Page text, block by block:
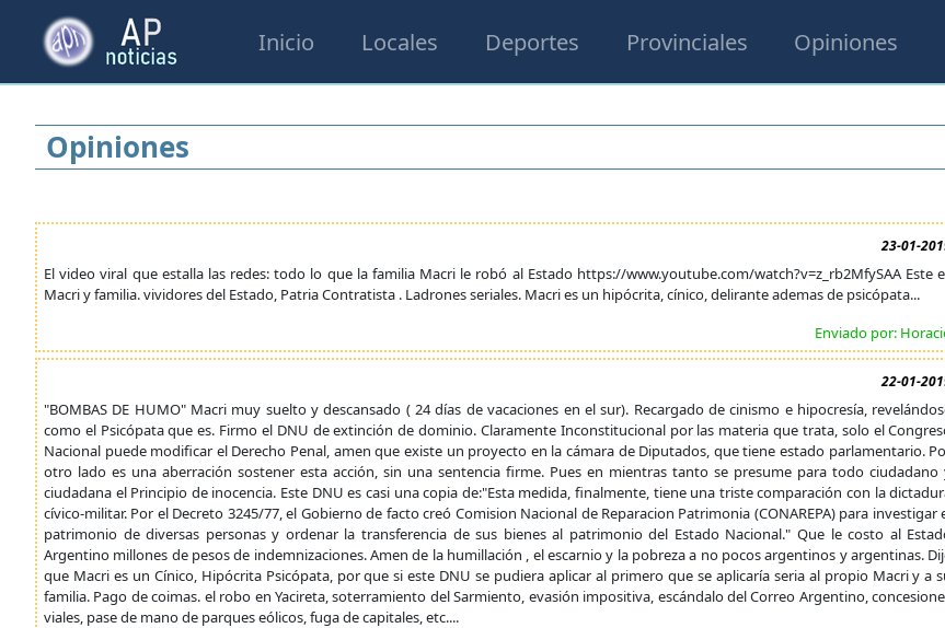
Inicio Locales Deportes Provinciales Opiniones
Opiniones
23-01-
El video viral que estalla las redes: todo lo que la familia Macri le robó al Estado https://www.youtube.com/watch?v=z_rb2MfySAA Este
Macri y familia. vividores del Estado, Patria Contratista . Ladrones seriales. Macri es un hipócrita, cínico, delirante ademas de psicópata...
Enviado por:
22-01-
"BOMBAS DE HUMO" Macri muy suelto y descansado ( 24 días de vacaciones en el sur). Recargado de cinismo e hipocresía,
como el Psicópata que es. Firmo el DNU de extinción de dominio. Claramente Inconstitucional por las materia que trata, solo el
Nacional puede modificar el Derecho Penal, amen que existe un proyecto en la cámara de Diputados, que tiene estado parlamentario.
otro lado es una aberración sostener esta acción, sin una sentencia firme. Pues en mientras tanto se presume para todo ciudadano
ciudadana el Principio de inocencia. Este DNU es casi una copia de:"Esta medida, finalmente, tiene una triste comparación con la
cívico-militar. Por el Decreto 3245/77, el Gobierno de facto creó Comision Nacional de Reparacion Patrimonia (CONAREPA) para investigar
patrimonio de diversas personas y ordenar la transferencia de sus bienes al patrimonio del Estado Nacional." Que le costo al
Argentino millones de pesos de indemnizaciones. Amen de la humillación , el escarnio y la pobreza a no pocos argentinos y argentinas.
que Macri es un Cínico, Hipócrita Psicópata, por que si este DNU se pudiera aplicar al primero que se aplicaría seria al propio Macri y a
familia. Pago de coimas. el robo en Yacireta, soterramiento del Sarmiento, evasión impositiva, escándalo del Correo Argentino,
viales, pase de mano de parques eólicos, fuga de capitales, etc....